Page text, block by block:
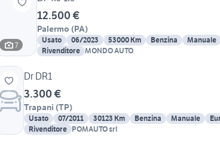
7
12.500 €
Palermo (PA)
Usato 06/2023 53000 Km Benzina Manuale
Rivenditore MONDO AUTO
Dr DR1
3.300 €
Trapani (TP)
Usato 07/2011 30123 Km Benzina Manuale
Rivenditore POMAUTO srl